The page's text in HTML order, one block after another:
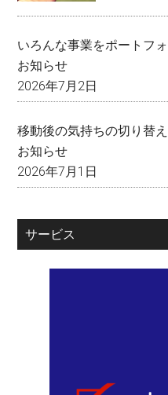
いろんな事業をポートフ
お知らせ
2026年7月2日
移動後の気持ちの切り替
お知らせ
2026年7月1日
サービス